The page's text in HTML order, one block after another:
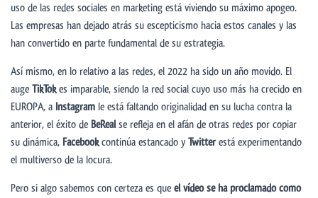
uso de las redes sociales en marketing está viviendo su máximo apogeo.
Las empresas han dejado atrás su escepticismo hacia estos canales y las
han convertido en parte fundamental de su estrategia.
Así mismo, en lo relativo a las redes, el 2022 ha sido un año movido. El
auge TikTokes imparable, siendo la red social cuyo uso más ha crecido en
EUROPA, a Instagram le está faltando originalidad en su lucha contra la
anterior, el éxito de BeRealse refleja en el afán de otras redes por copiar
su dinámica, Facebookcontinúa estancado y Twitterestá experimentando
el multiverso de la locura.
Pero si algo sabemos con certeza es que el vídeo se ha proclamado como